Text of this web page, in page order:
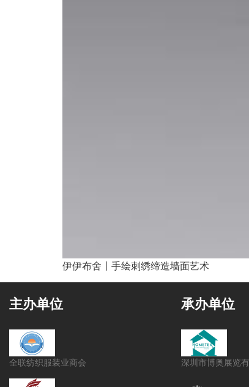
伊伊布舍丨手绘刺绣缔造墙面艺术
主办单位
全联纺织服装业商会
承办单位
深圳市博奥展览